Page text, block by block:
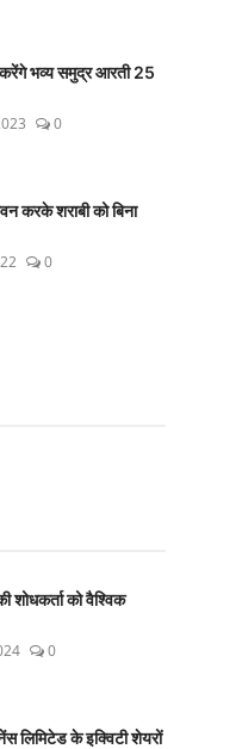
करेंगे भव्य समुद्र आरती 25
0
करके शराबी को बिना
0
शोधकर्ता को वैश्विक
0
लिमिटेड के इक्विटी शेयरों